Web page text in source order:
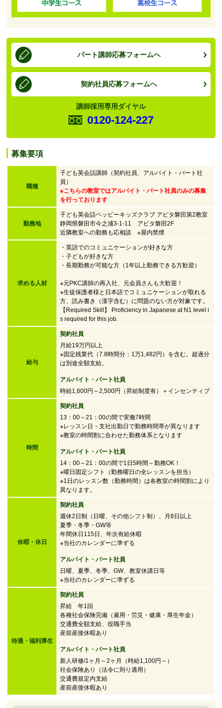
パート講師応募フォームへ
契約社員応募フォームへ
講師採用専用ダイヤル
0120-124-227
募集要項
職種
子ども英会話講師（契約社員、アルバイト・パート社
員）
※こちらの教室ではアルバイト・パート社員のみの募集
を行っております
勤務地
子ども英会話ペッピーキッズクラブ アピタ磐田第2教室
静岡県磐田市今之浦3-1-11 アピタ磐田2F
近隣教室への勤務も応相談 ※屋内禁煙
求める人材
・英語でのコミュニケーションが好きな方
・子どもが好きな方
・長期勤務が可能な方（1年以上勤務できる方歓迎）
※元PKC講師の再入社、元会員さんも大歓迎！
※生徒保護者様と日本語でコミュニケーションが取れる
方、読み書き（漢字含む）に問題のない方が対象です。
【Required Skill】 Proficiency in Japanese at N1 level i
s required for this job.
給与
契約社員
月給19万円以上
※固定残業代（7.8時間分：1万1,482円）を含む。超過分
は別途全額支給。
アルバイト・パート社員
時給1,600円～2,500円
（昇給制度有）＋インセンティブ
時間
契約社員
13：00～21：00の間で実働7時間
※レッスン日・支社出勤日で勤務時間帯が異なります
※教室の時間割に合わせた勤務体系となります
アルバイト・パート社員
14：00～21：00の間で1日5時間～勤務OK！
※曜日固定シフト（勤務曜日の全レッスンを担当）
※1日のレッスン数（勤務時間）は各教室の時間割により
異なります。
休暇・休日
契約社員
週休2日制（日曜、その他シフト制）、月8日以上
夏季・冬季・GW等
年間休日115日、年次有給休暇
※当社のカレンダーに準ずる
アルバイト・パート社員
日曜、夏季、冬季、GW、教室休講日等
※当社のカレンダーに準ずる
待遇・福利厚生
契約社員
昇給 年1回
各種社会保険完備（雇用・労災・健康・厚生年金）
交通費全額支給、役職手当
産前産後休暇あり
アルバイト・パート社員
新人研修/1ヶ月～2ヶ月（時給1,100円～）
社会保険あり（法令に則り適用）
交通費規定内支給
産前産後休暇あり